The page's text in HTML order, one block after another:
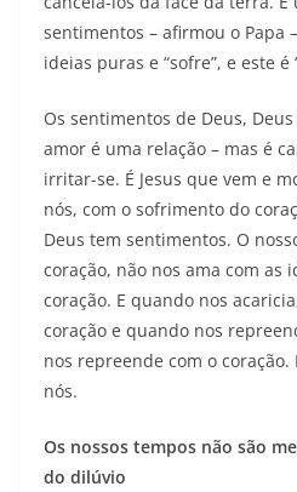
sentimentos – afirmou o Papa
ideias puras e “sofre”, e este
Os sentimentos de Deus,
amor é uma relação – mas é
irritar-se. É Jesus que vem e
nós, com o sofrimento do
Deus tem sentimentos. O
coração, não nos ama com as
coração. E quando nos
coração e quando nos
nos repreende com o
nós.
Os nossos tempos não são
do dilúvio